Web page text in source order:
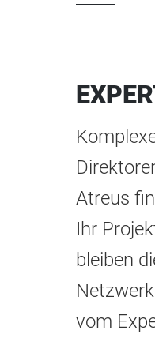
Atreus
Ihr
bleiben
vom